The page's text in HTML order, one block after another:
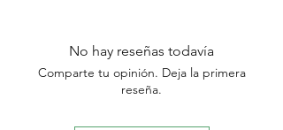
No hay reseñas todavía
Comparte tu opinión. Deja la primera
reseña.